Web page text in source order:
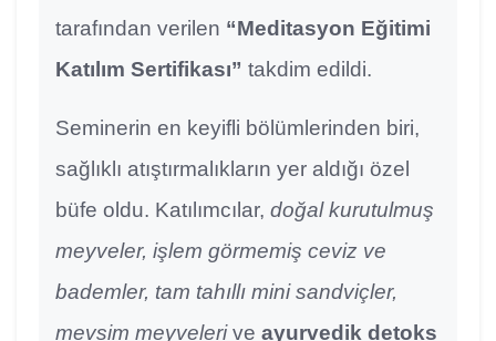
tarafından verilen “Meditasyon Eğitimi
Katılım Sertifikası” takdim edildi.
Seminerin en keyifli bölümlerinden biri,
sağlıklı atıştırmalıkların yer aldığı özel
büfe oldu. Katılımcılar, doğal kurutulmuş
meyveler, işlem görmemiş ceviz ve
bademler, tam tahıllı mini sandviçler,
mevsim meyvelerive ayurvedik detoks